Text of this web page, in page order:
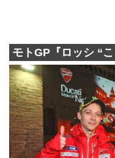
モトGP『ロッシ “